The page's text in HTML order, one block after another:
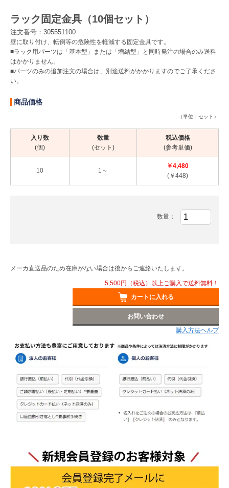
ラック固定金具（10個セット）
注文番号：305551100
壁に取り付け、転倒等の危険性を軽減する固定金具です。
■ラック用パーツは「基本型」または「増結型」と同時発注の場合のみ送料
はかかりません。
■パーツのみの追加注文の場合は、別途送料がかかりますのでご了承くださ
い。
商品価格
（単位：セット）
入り数
(個)
数量
(セット)
税込価格
(参考単価)
10 1～
￥4,480
(￥448)
数量：
メーカ直送品のため在庫がない場合は後からご連絡いたします。
5,500円（税込）以上ご購入で送料無料！
カートに入れる
お問い合わせ
購入方法ヘルプ